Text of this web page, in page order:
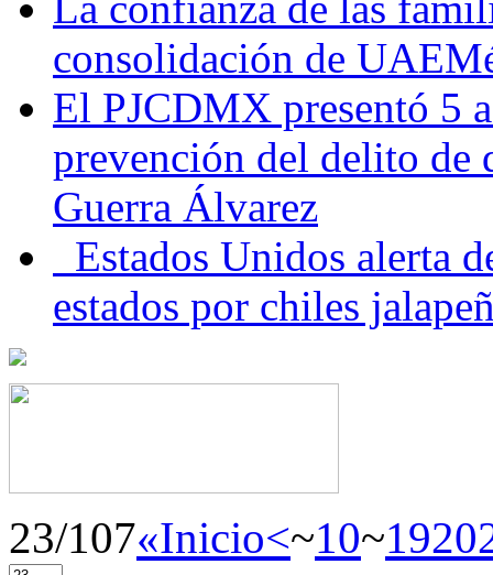
consolidación de
El PJCDMX presentó 5
prevención del delito de
Guerra Álvarez
Estados Unidos alerta
estados por chiles
23/107«Inicio<~10~1920